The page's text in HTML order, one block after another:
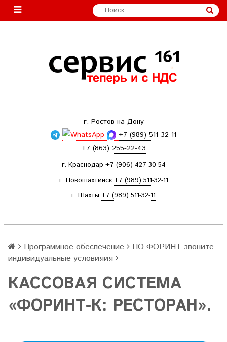
г. Ростов-на-Дону
+7 (989) 511-32-11
+7 (863) 255-22-43
г. Краснодар +7 (906) 427-30-54
г. Новошахтинск +7 (989) 511-32-11
г. Шахты +7 (989) 511-32-11
Программное обеспечение
ПО ФОРИНТ звоните
индивидуальные условияия
КАССОВАЯ СИСТЕМА
«ФОРИНТ-К: PЕСТОРАН».